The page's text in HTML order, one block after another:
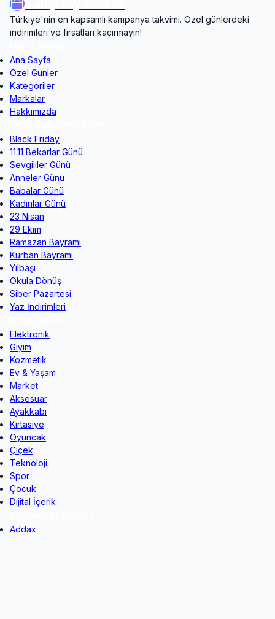
Türkiye'nin en kapsamlı kampanya takvimi. Özel günlerdeki
indirimleri ve fırsatları kaçırmayın!
Ana Sayfa
Özel Günler
Kategoriler
Markalar
Hakkımızda
Black Friday
11.11 Bekarlar Günü
Sevgililer Günü
Anneler Günü
Babalar Günü
Kadınlar Günü
23 Nisan
29 Ekim
Ramazan Bayramı
Kurban Bayramı
Yılbaşı
Okula Dönüş
Siber Pazartesi
Yaz İndirimleri
Elektronik
Giyim
Kozmetik
Ev & Yaşam
Market
Aksesuar
Ayakkabı
Kırtasiye
Oyuncak
Çiçek
Teknoloji
Spor
Çocuk
Dijital İçerik
Addax